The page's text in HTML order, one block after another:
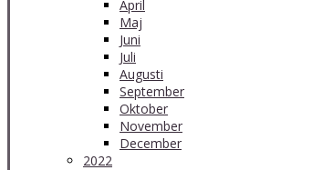
April
Maj
Juni
Juli
Augusti
September
Oktober
November
December
2022